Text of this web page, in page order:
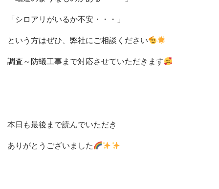
「シロアリがいるか不安・・・」
という方はぜひ、弊社にご相談ください
調査～防蟻工事まで対応させていただきます
本日も最後まで読んでいただき
ありがとうございました